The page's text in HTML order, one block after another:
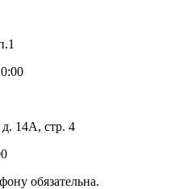
14А, стр. 4
обязательна.